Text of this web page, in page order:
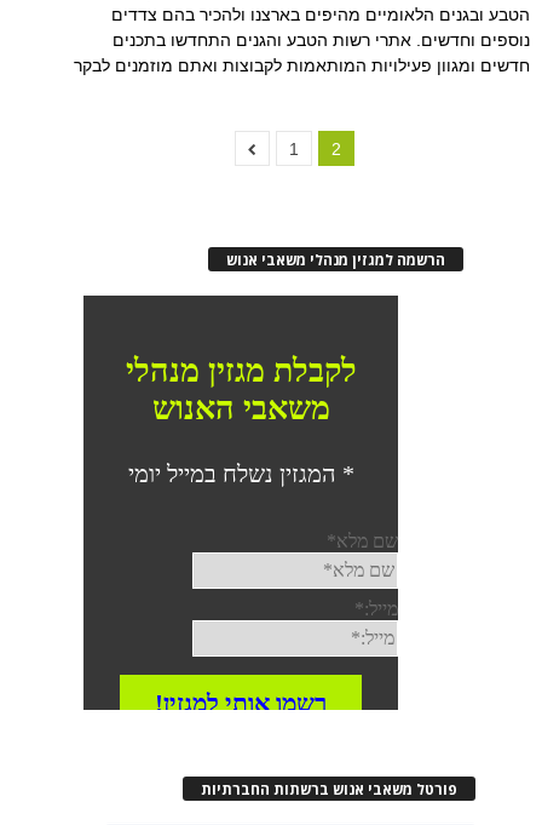
הטבע ובגנים הלאומיים מהיפים בארצנו ולהכיר בהם צדדים
נוספים וחדשים. אתרי רשות הטבע והגנים התחדשו בתכנים
חדשים ומגוון פעילויות המותאמות לקבוצות ואתם מוזמנים לבקר
1 2
הרשמה למגזין מנהלי משאבי אנוש
פורטל משאבי אנוש ברשתות החברתיות